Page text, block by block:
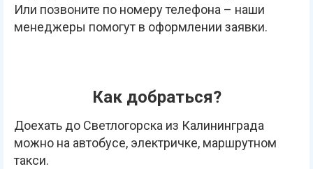
Или позвоните по номеру телефона – наши
менеджеры помогут в оформлении заявки.
Как добраться?
Доехать до Светлогорска из Калининграда
можно на автобусе, электричке, маршрутном
такси.